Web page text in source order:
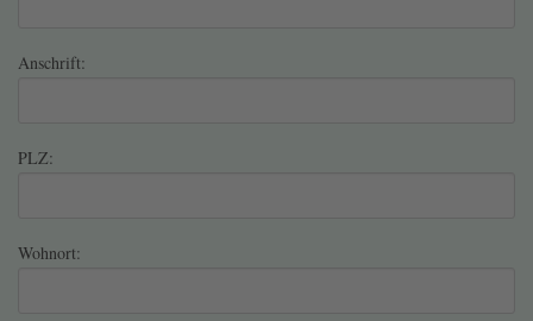
Anschrift:
PLZ:
Wohnort: